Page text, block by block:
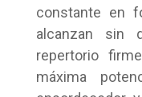
constante en
alcanzan sin
repertorio
máxima